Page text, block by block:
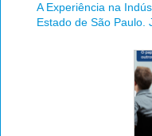
A Experiência na
Estado de São Paulo.